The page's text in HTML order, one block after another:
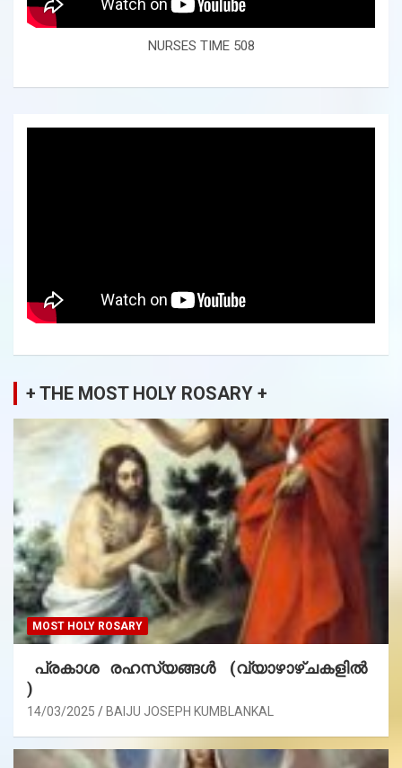
NURSES TIME 508
+ THE MOST HOLY ROSARY +
MOST HOLY ROSARY
പ്രകാശ രഹസ്യങ്ങൾ (വ്യാഴാഴ്ചകളിൽ
)
14/03/2025 BAIJU JOSEPH KUMBLANKAL